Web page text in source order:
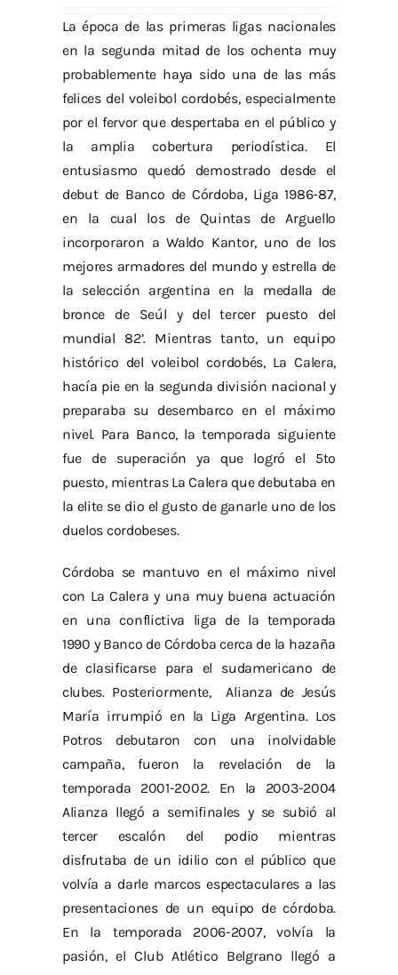
La época de las primeras ligas nacionales
en la segunda mitad de los ochenta muy
probablemente haya sido una de las más
felices del voleibol cordobés, especialmente
por el fervor que despertaba en el público y
la amplia cobertura periodística. El
entusiasmo quedó demostrado desde el
debut de Banco de Córdoba, Liga 1986-87,
en la cual los de Quintas de Arguello
incorporaron a Waldo Kantor, uno de los
mejores armadores del mundo y estrella de
la selección argentina en la medalla de
bronce de Seúl y del tercer puesto del
mundial 82’. Mientras tanto, un equipo
histórico del voleibol cordobés, La Calera,
hacía pie en la segunda división nacional y
preparaba su desembarco en el máximo
nivel. Para Banco, la temporada siguiente
fue de superación ya que logró el 5to
puesto, mientras La Calera que debutaba en
la elite se dio el gusto de ganarle uno de los
duelos cordobeses.
Córdoba se mantuvo en el máximo nivel
con La Calera y una muy buena actuación
en una conflictiva liga de la temporada
1990 y Banco de Córdoba cerca de la hazaña
de clasificarse para el sudamericano de
clubes. Posteriormente, Alianza de Jesús
María irrumpió en la Liga Argentina. Los
Potros debutaron con una inolvidable
campaña, fueron la revelación de la
temporada 2001-2002. En la 2003-2004
Alianza llegó a semifinales y se subió al
tercer escalón del podio mientras
disfrutaba de un idilio con el público que
volvía a darle marcos espectaculares a las
presentaciones de un equipo de córdoba.
En la temporada 2006-2007, volvía la
pasión, el Club Atlético Belgrano llegó a